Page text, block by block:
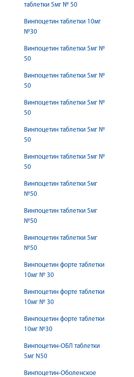
таблетки 5мг № 50
Винпоцетин таблетки 10мг
№30
Винпоцетин таблетки 5мг №
50
Винпоцетин таблетки 5мг №
50
Винпоцетин таблетки 5мг №
50
Винпоцетин таблетки 5мг №
50
Винпоцетин таблетки 5мг №
50
Винпоцетин таблетки 5мг
№50
Винпоцетин таблетки 5мг
№50
Винпоцетин таблетки 5мг
№50
Винпоцетин форте таблетки
10мг № 30
Винпоцетин форте таблетки
10мг № 30
Винпоцетин форте таблетки
10мг №30
Винпоцетин-ОБЛ таблетки
5мг N50
Винпоцетин-Оболенское